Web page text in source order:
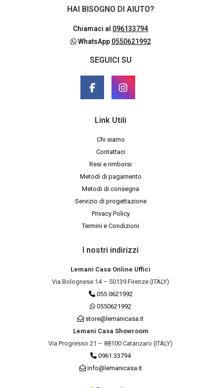
HAI BISOGNO DI AIUTO?
Chiamaci al 096133794
WhatsApp 0550621992
SEGUICI SU
Link Utili
Chi siamo
Contattaci
Resi e rimborsi
Metodi di pagamento
Metodi di consegna
Servizio di progettazione
Privacy Policy
Termini e Condizioni
I nostri indirizzi
Lemani Casa Online Uffici
Via Bolognese 14 – 50139 Firenze (ITALY)
055 0621992
0550621992
store@lemanicasa.it
Lemani Casa Showroom
Via Progresso 21 – 88100 Catanzaro (ITALY)
0961 33794
info@lemanicasa.it